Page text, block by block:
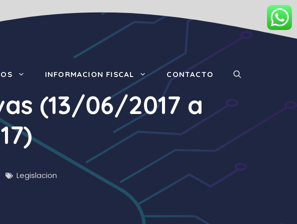
INFORMACION FISCAL CONTACTO
(13/06/2017 a
Legislacion